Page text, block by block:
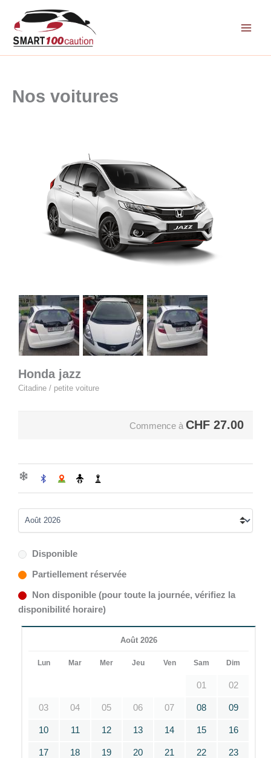
contenu
Nos voitures
Honda jazz
Citadine / petite voiture
Commence à CHF 27.00
Disponible
Partiellement réservée
Non disponible (pour toute la journée, vérifiez la
disponibilité horaire)
Août 2026
Lun Mar Mer Jeu Ven Sam Dim
01 02
03 04 05 06 07 08 09
10 11 12 13 14 15 16
17 18 19 20 21 22 23